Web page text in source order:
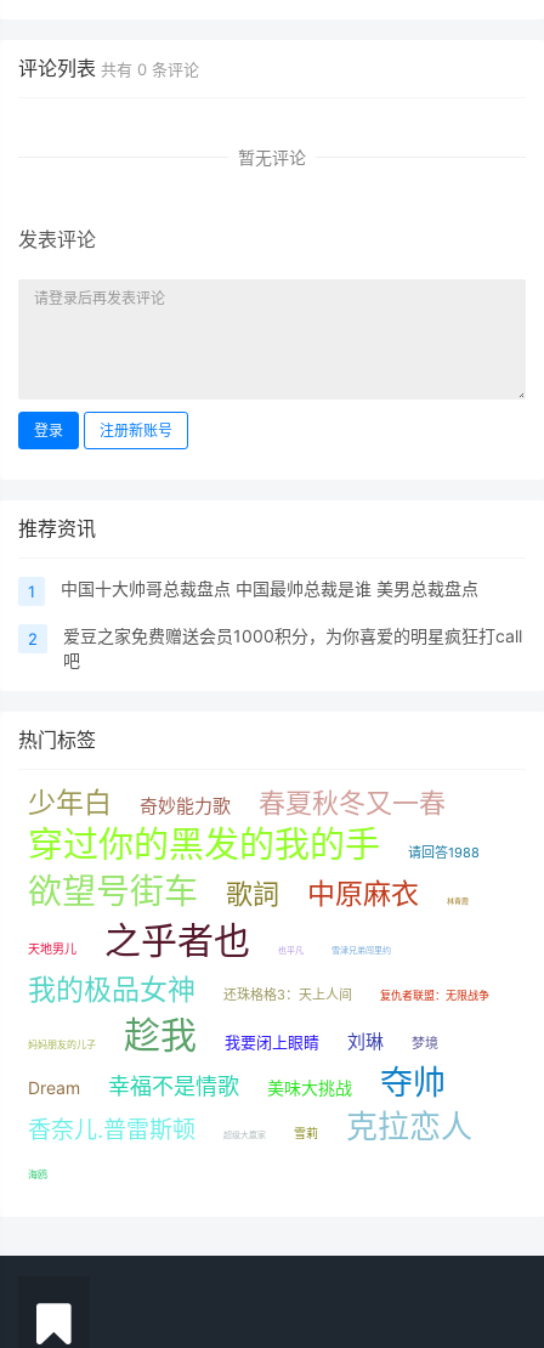
评论列表 共有 0 条评论
暂无评论
发表评论
登录 注册新账号
推荐资讯
1 中国十大帅哥总裁盘点 中国最帅总裁是谁 美男总裁盘点
2
爱豆之家免费赠送会员1000积分，为你喜爱的明星疯狂打call
吧
热门标签
少年白 奇妙能力歌 春夏秋冬又一春
穿过你的黑发的我的手 请回答1988
欲望号街车 歌詞 中原麻衣 林青霞
天地男儿 之乎者也 也平凡 雪津兄弟闯里约
我的极品女神 还珠格格3：天上人间 复仇者联盟：无限战争
妈妈朋友的儿子 趁我 我要闭上眼睛 刘琳 梦境
Dream 幸福不是情歌 美味大挑战 夺帅
香奈儿.普雷斯顿 超级大赢家 雪莉 克拉恋人
海鸥